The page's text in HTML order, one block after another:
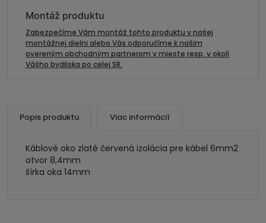
čierne
veľké
Montáž produktu
Zabezpečíme Vám montáž tohto produktu v našej
montážnej dielni alebo Vás odporučíme k našim
overeným obchodným partnerom v mieste resp. v okolí
Vášho bydliska po celej SR.
Popis produktu Viac informácií
Káblové oko zlaté červená izolácia pre kábel 6mm2
otvor 8,4mm
šírka oka 14mm